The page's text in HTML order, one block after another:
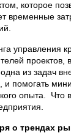
которое
временные
управления
проектов,
из задач
и помогать
опыта. Что
о трендах